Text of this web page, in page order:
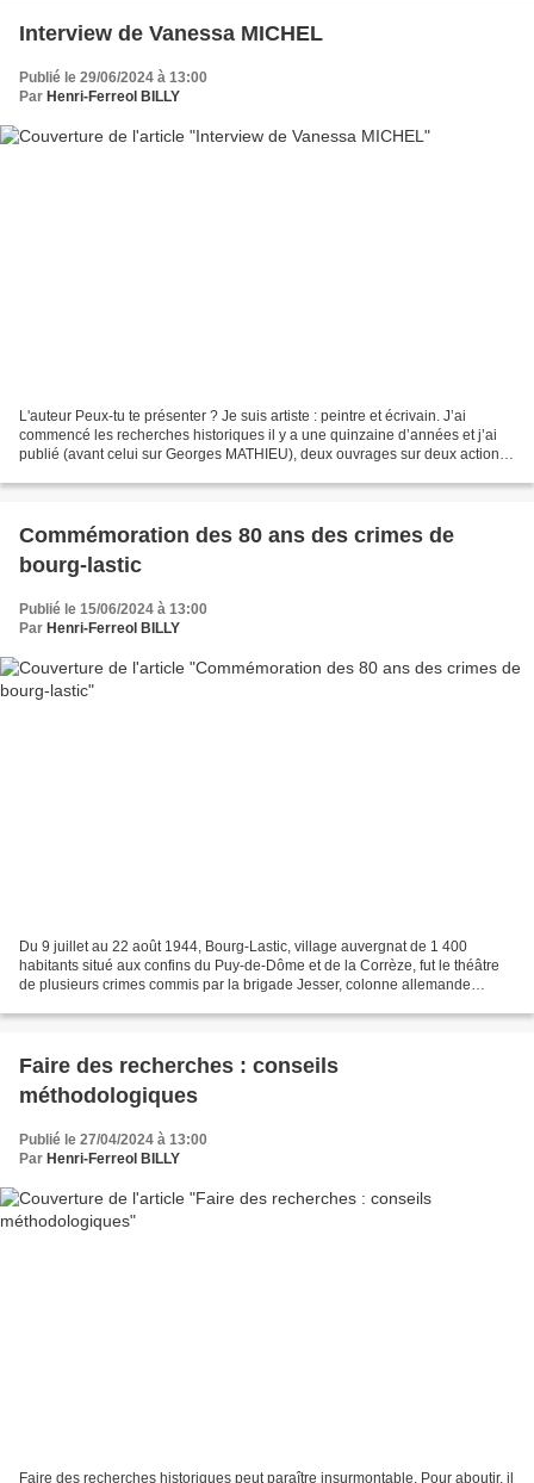
Interview de Vanessa MICHEL
Publié le 29/06/2024 à 13:00
Par Henri-Ferreol BILLY
L'auteur Peux-tu te présenter ? Je suis artiste : peintre et écrivain. J’ai
commencé les recherches historiques il y a une quinzaine d’années et j’ai
publié (avant celui sur Georges MATHIEU), deux ouvrages sur deux actions
Commémoration des 80 ans des crimes de
bourg-lastic
Publié le 15/06/2024 à 13:00
Par Henri-Ferreol BILLY
Du 9 juillet au 22 août 1944, Bourg-Lastic, village auvergnat de 1 400
habitants situé aux confins du Puy-de-Dôme et de la Corrèze, fut le théâtre
de plusieurs crimes commis par la brigade Jesser, colonne allemande
Faire des recherches : conseils
méthodologiques
Publié le 27/04/2024 à 13:00
Par Henri-Ferreol BILLY
Faire des recherches historiques peut paraître insurmontable. Pour aboutir, il